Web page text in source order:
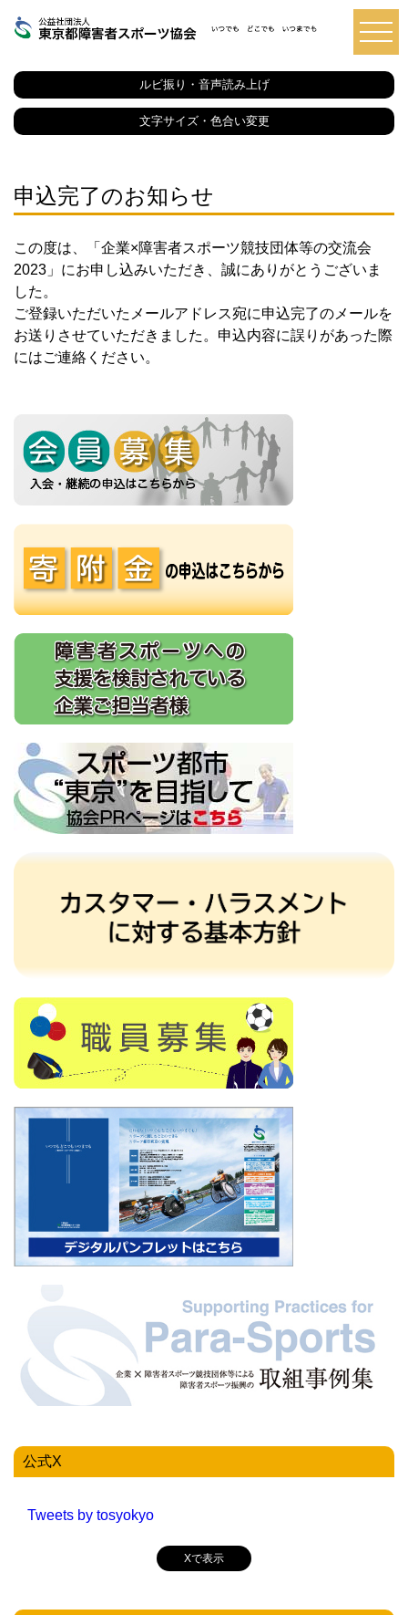
都
障
害
者
ス
協
会
ルビ振り・音声読み上げ
文字サイズ・色合い変更
申込完了のお知らせ
この度は、「企業×障害者スポーツ競技団体等の交流会
2023」にお申し込みいただき、誠にありがとうございま
した。
ご登録いただいたメールアドレス宛に申込完了のメールを
お送りさせていただきました。申込内容に誤りがあった際
にはご連絡ください。
公式X
Tweets by tosyokyo
Xで表示